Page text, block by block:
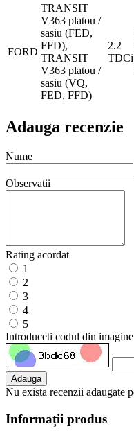
FORD
TRANSIT
V363 platou /
sasiu (FED,
FFD),
TRANSIT
V363 platou /
sasiu (VQ,
FED, FFD)
2.2
TDCi
Adauga recenzie
Nume
Observatii
Rating acordat
1
2
3
4
5
Introduceti codul din imagine
Adauga
Nu exista recenzii adaugate
Informații produs